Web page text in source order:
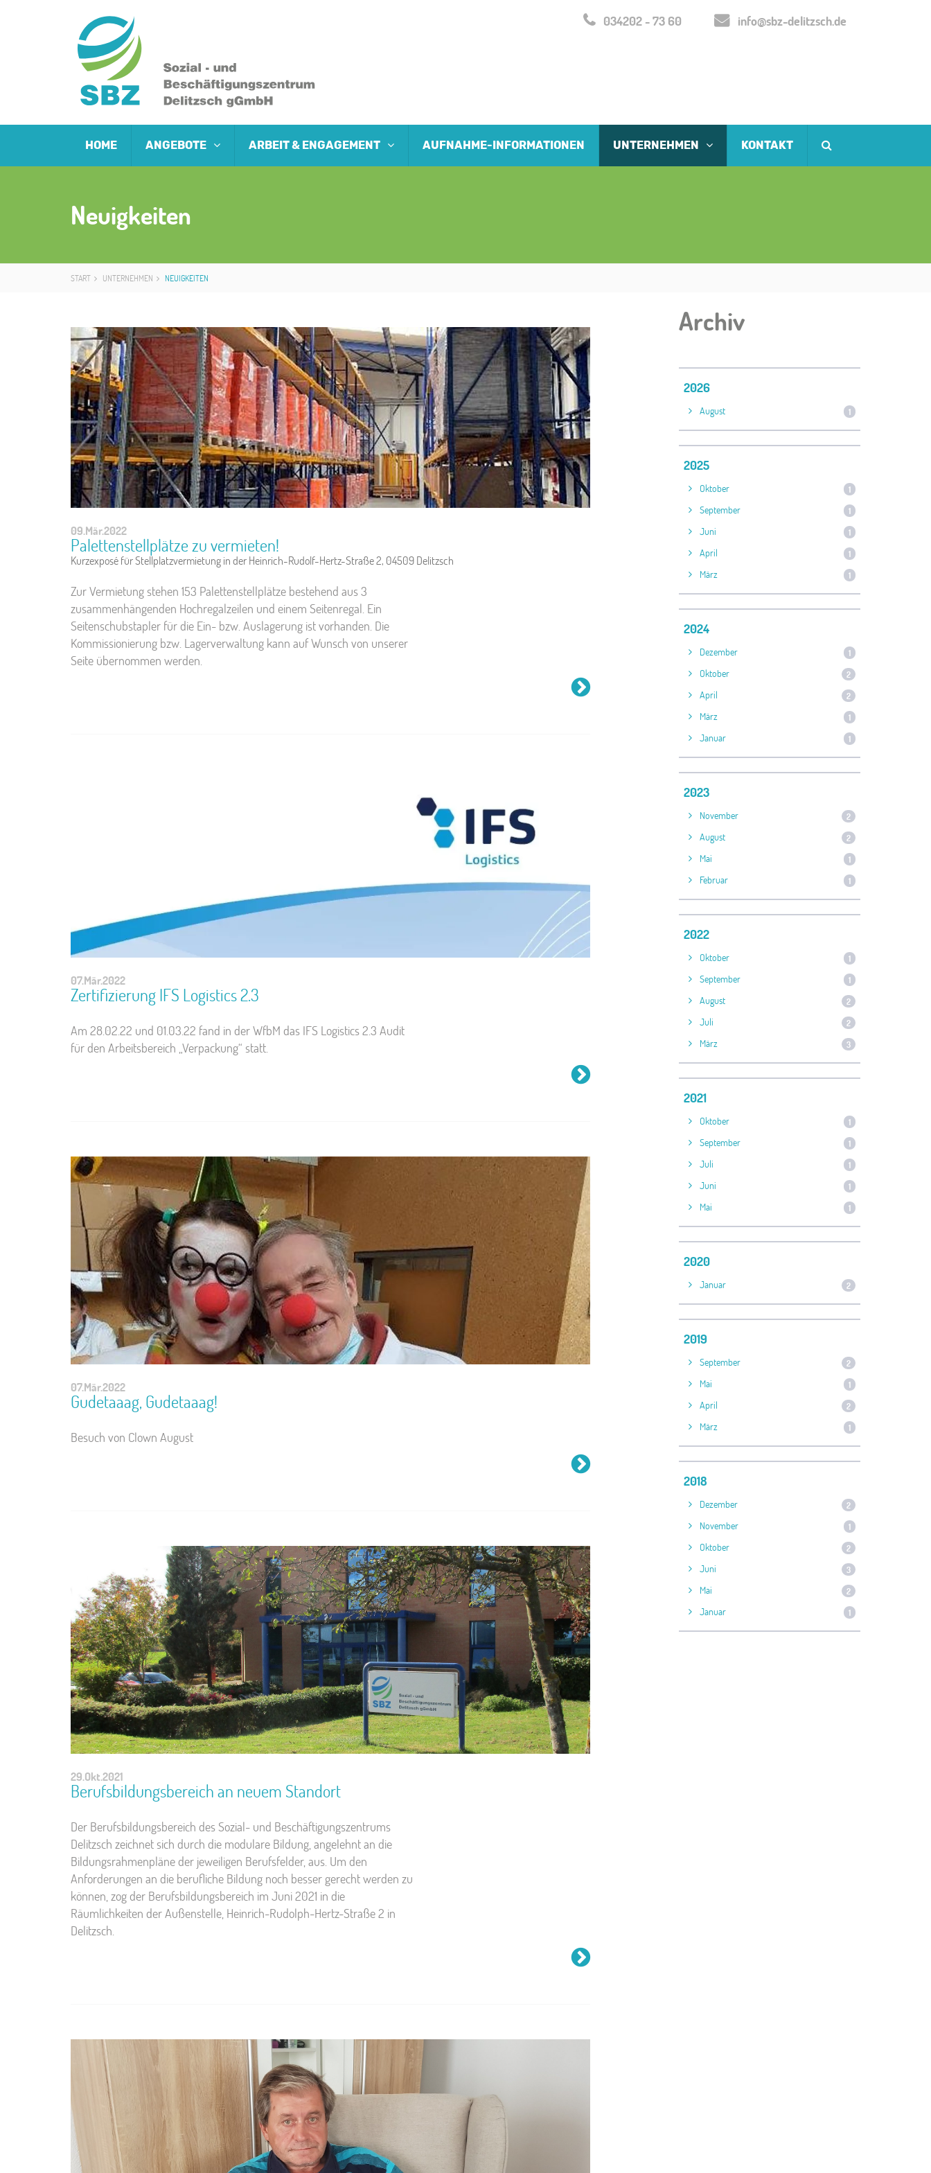
034202 - 73 60 info@sbz-delitzsch.de
HOME ANGEBOTE ARBEIT & ENGAGEMENT AUFNAHME-INFORMATIONEN UNTERNEHMEN KONTAKT
Neuigkeiten
START UNTERNEHMEN NEUIGKEITEN
Archiv
2026
August 1
2025
Oktober 1
September 1
Juni 1
April 1
März 1
2024
Dezember 1
Oktober 2
April 2
März 1
Januar 1
2023
November 2
August 2
Mai 1
Februar 1
2022
Oktober 1
September 1
August 2
Juli 2
März 3
2021
Oktober 1
September 1
Juli 1
Juni 1
Mai 1
2020
Januar 2
2019
September 2
Mai 1
April 2
März 1
2018
Dezember 2
November 1
Oktober 2
Juni 3
Mai 2
Januar 1
09.Mär.2022
Palettenstellplätze zu vermieten!
Kurzexposé für Stellplatzvermietung in der Heinrich-Rudolf-Hertz-Straße 2, 04509 Delitzsch
Zur Vermietung stehen 153 Palettenstellplätze bestehend aus 3
zusammenhängenden Hochregalzeilen und einem Seitenregal. Ein
Seitenschubstapler für die Ein- bzw. Auslagerung ist vorhanden. Die
Kommissionierung bzw. Lagerverwaltung kann auf Wunsch von unserer
Seite übernommen werden.
07.Mär.2022
Zertifizierung IFS Logistics 2.3
Am 28.02.22 und 01.03.22 fand in der WfbM das IFS Logistics 2.3 Audit
für den Arbeitsbereich „Verpackung“ statt.
07.Mär.2022
Gudetaaag, Gudetaaag!
Besuch von Clown August
29.Okt.2021
Berufsbildungsbereich an neuem Standort
Der Berufsbildungsbereich des Sozial- und Beschäftigungszentrums
Delitzsch zeichnet sich durch die modulare Bildung, angelehnt an die
Bildungsrahmenpläne der jeweiligen Berufsfelder, aus. Um den
Anforderungen an die berufliche Bildung noch besser gerecht werden zu
können, zog der Berufsbildungsbereich im Juni 2021 in die
Räumlichkeiten der Außenstelle, Heinrich-Rudolph-Hertz-Straße 2 in
Delitzsch.